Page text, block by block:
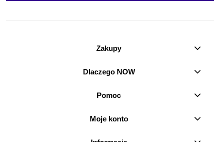
Zakupy
Dlaczego NOW
Pomoc
Moje konto